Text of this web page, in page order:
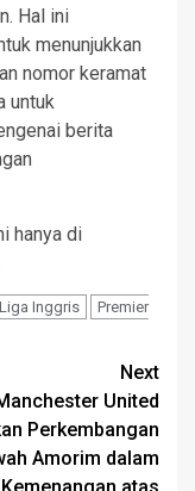
Hal ini
menunjukkan
nomor keramat
untuk
berita
hanya di
Liga Inggris
Premier
Next
United
Perkembangan
Amorim dalam